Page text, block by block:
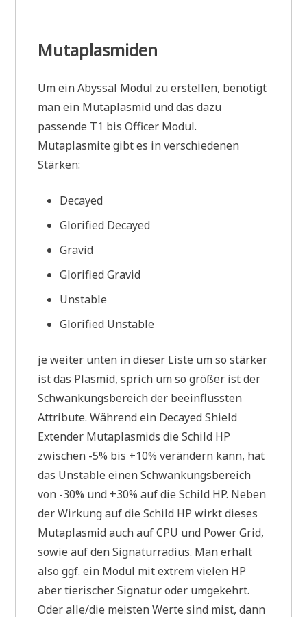
Mutaplasmiden
Um ein Abyssal Modul zu erstellen, benötigt
man ein Mutaplasmid und das dazu
passende T1 bis Officer Modul.
Mutaplasmite gibt es in verschiedenen
Stärken:
Decayed
Glorified Decayed
Gravid
Glorified Gravid
Unstable
Glorified Unstable
je weiter unten in dieser Liste um so stärker
ist das Plasmid, sprich um so größer ist der
Schwankungsbereich der beeinflussten
Attribute. Während ein Decayed Shield
Extender Mutaplasmids die Schild HP
zwischen -5% bis +10% verändern kann, hat
das Unstable einen Schwankungsbereich
von -30% und +30% auf die Schild HP. Neben
der Wirkung auf die Schild HP wirkt dieses
Mutaplasmid auch auf CPU und Power Grid,
sowie auf den Signaturradius. Man erhält
also ggf. ein Modul mit extrem vielen HP
aber tierischer Signatur oder umgekehrt.
Oder alle/die meisten Werte sind mist, dann